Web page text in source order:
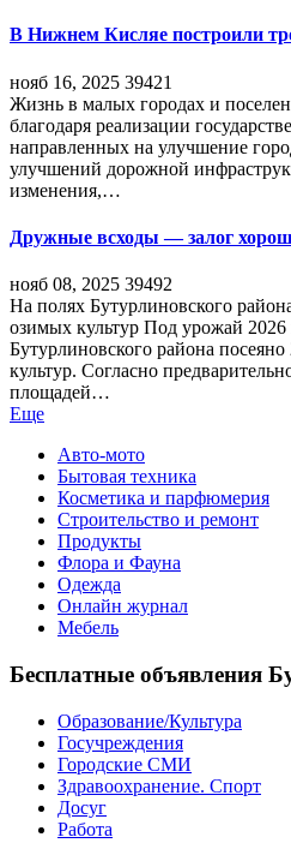
В Нижнем Кисляе построили
нояб 16, 2025 39421
Жизнь в малых городах и
благодаря реализации
направленных на улучшение
улучшений дорожной
изменения,…
Дружные всходы — залог
нояб 08, 2025 39492
На полях Бутурлиновского
озимых культур Под урожай 2026
Бутурлиновского района
культур. Согласно
площадей…
Еще
Авто-мото
Бытовая техника
Косметика и парфюмерия
Строительство и ремонт
Продукты
Флора и Фауна
Одежда
Онлайн журнал
Мебель
Бесплатные объявления
Образование/Культура
Госучреждения
Городские СМИ
Здравоохранение. Спорт
Досуг
Работа